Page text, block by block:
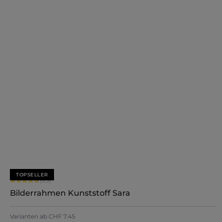
TOPSELLER
Durchschnittliche Bewertung von 4.71 von 5 Sternen
(85)
Bilderrahmen Kunststoff Sara
Varianten ab CHF 7.45